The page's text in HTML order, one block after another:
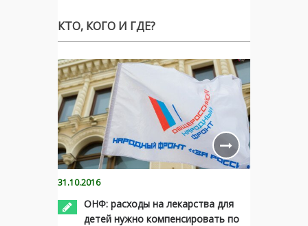
КТО, КОГО И ГДЕ?
31.10.2016
ОНФ: расходы на лекарства для
детей нужно компенсировать по